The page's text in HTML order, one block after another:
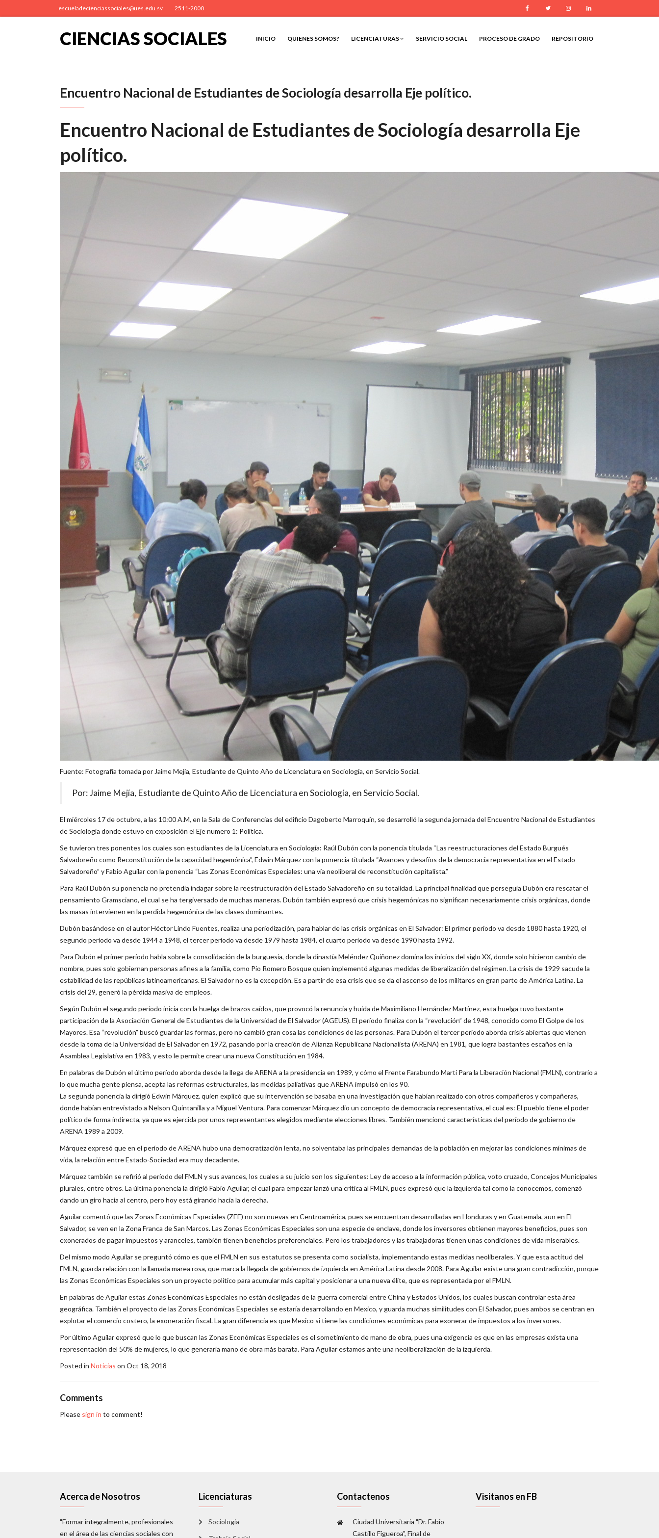
escueladecienciassociales@ues.edu.sv 2511-2000 Facebook Twitter Instagram
CIENCIAS SOCIALES INICIO QUIENES SOMOS? LICENCIATURAS SERVICIO SOCIAL PROCESO DE GRADO REPOSITORIO
Encuentro Nacional de Estudiantes de Sociología desarrolla Eje político.
Encuentro Nacional de Estudiantes de Sociología desarrolla Eje
político.
Fuente: Fotografía tomada por Jaime Mejía, Estudiante de Quinto Año de Licenciatura en Sociología, en Servicio Social.
Por: Jaime Mejía, Estudiante de Quinto Año de Licenciatura en Sociología, en Servicio Social.
El miércoles 17 de octubre, a las 10:00 A.M, en la Sala de Conferencias del edificio Dagoberto Marroquín, se desarrolló la segunda jornada del Encuentro Nacional de Estudiantes
de Sociología donde estuvo en exposición el Eje numero 1: Política.
Se tuvieron tres ponentes los cuales son estudiantes de la Licenciatura en Sociología: Raúl Dubón con la ponencia titulada “Las reestructuraciones del Estado Burgués
Salvadoreño como Reconstitución de la capacidad hegemónica”, Edwin Márquez con la ponencia titulada “Avances y desafíos de la democracia representativa en el Estado
Salvadoreño” y Fabio Aguilar con la ponencia “Las Zonas Económicas Especiales: una vía neoliberal de reconstitución capitalista.”
Para Raúl Dubón su ponencia no pretendía indagar sobre la reestructuración del Estado Salvadoreño en su totalidad. La principal finalidad que perseguía Dubón era rescatar el
pensamiento Gramsciano, el cual se ha tergiversado de muchas maneras. Dubón también expresó que crisis hegemónicas no significan necesariamente crisis orgánicas, donde
las masas intervienen en la perdida hegemónica de las clases dominantes.
Dubón basándose en el autor Héctor Lindo Fuentes, realiza una periodización, para hablar de las crisis orgánicas en El Salvador: El primer período va desde 1880 hasta 1920, el
segundo período va desde 1944 a 1948, el tercer período va desde 1979 hasta 1984, el cuarto período va desde 1990 hasta 1992.
Para Dubón el primer período habla sobre la consolidación de la burguesía, donde la dinastía Meléndez Quiñonez domina los inicios del siglo XX, donde solo hicieron cambio de
nombre, pues solo gobiernan personas afines a la familia, como Pio Romero Bosque quien implementó algunas medidas de liberalización del régimen. La crisis de 1929 sacude la
estabilidad de las repúblicas latinoamericanas. El Salvador no es la excepción. Es a partir de esa crisis que se da el ascenso de los militares en gran parte de América Latina. La
crisis del 29, generó la pérdida masiva de empleos.
Según Dubón el segundo período inicia con la huelga de brazos caídos, que provocó la renuncia y huida de Maximiliano Hernández Martínez, esta huelga tuvo bastante
participación de la Asociación General de Estudiantes de la Universidad de El Salvador (AGEUS). El período finaliza con la “revolución” de 1948, conocido como El Golpe de los
Mayores. Esa “revolución” buscó guardar las formas, pero no cambió gran cosa las condiciones de las personas. Para Dubón el tercer período aborda crisis abiertas que vienen
desde la toma de la Universidad de El Salvador en 1972, pasando por la creación de Alianza Republicana Nacionalista (ARENA) en 1981, que logra bastantes escaños en la
Asamblea Legislativa en 1983, y esto le permite crear una nueva Constitución en 1984.
En palabras de Dubón el último período aborda desde la llega de ARENA a la presidencia en 1989, y cómo el Frente Farabundo Martí Para la Liberación Nacional (FMLN), contrario a
lo que mucha gente piensa, acepta las reformas estructurales, las medidas paliativas que ARENA impulsó en los 90.
La segunda ponencia la dirigió Edwin Márquez, quien explicó que su intervención se basaba en una investigación que habían realizado con otros compañeros y compañeras,
donde habían entrevistado a Nelson Quintanilla y a Miguel Ventura. Para comenzar Márquez dio un concepto de democracia representativa, el cual es: El pueblo tiene el poder
político de forma indirecta, ya que es ejercida por unos representantes elegidos mediante elecciones libres. También mencionó características del período de gobierno de
ARENA 1989 a 2009.
Márquez expresó que en el período de ARENA hubo una democratización lenta, no solventaba las principales demandas de la población en mejorar las condiciones mínimas de
vida, la relación entre Estado-Sociedad era muy decadente.
Márquez también se refirió al período del FMLN y sus avances, los cuales a su juicio son los siguientes: Ley de acceso a la información pública, voto cruzado, Concejos Municipales
plurales, entre otros. La última ponencia la dirigió Fabio Aguilar, el cual para empezar lanzó una crítica al FMLN, pues expresó que la izquierda tal como la conocemos, comenzó
dando un giro hacia al centro, pero hoy está girando hacia la derecha.
Aguilar comentó que las Zonas Económicas Especiales (ZEE) no son nuevas en Centroamérica, pues se encuentran desarrolladas en Honduras y en Guatemala, aun en El
Salvador, se ven en la Zona Franca de San Marcos. Las Zonas Económicas Especiales son una especie de enclave, donde los inversores obtienen mayores beneficios, pues son
exonerados de pagar impuestos y aranceles, también tienen beneficios preferenciales. Pero los trabajadores y las trabajadoras tienen unas condiciones de vida miserables.
Del mismo modo Aguilar se preguntó cómo es que el FMLN en sus estatutos se presenta como socialista, implementando estas medidas neoliberales. Y que esta actitud del
FMLN, guarda relación con la llamada marea rosa, que marca la llegada de gobiernos de izquierda en América Latina desde 2008. Para Aguilar existe una gran contradicción, porque
las Zonas Económicas Especiales son un proyecto político para acumular más capital y posicionar a una nueva élite, que es representada por el FMLN.
En palabras de Aguilar estas Zonas Económicas Especiales no están desligadas de la guerra comercial entre China y Estados Unidos, los cuales buscan controlar esta área
geográfica. También el proyecto de las Zonas Económicas Especiales se estaría desarrollando en Mexico, y guarda muchas similitudes con El Salvador, pues ambos se centran en
explotar el comercio costero, la exoneración fiscal. La gran diferencia es que Mexico si tiene las condiciones económicas para exonerar de impuestos a los inversores.
Por último Aguilar expresó que lo que buscan las Zonas Económicas Especiales es el sometimiento de mano de obra, pues una exigencia es que en las empresas exista una
representación del 50% de mujeres, lo que generaría mano de obra más barata. Para Aguilar estamos ante una neoliberalización de la izquierda.
Posted in Noticias on Oct 18, 2018
Comments
Please sign in to comment!
Acerca de Nosotros
"Formar integralmente, profesionales
en el área de las ciencias sociales con
Licenciaturas
Sociologia
Contactenos
Ciudad Universitaria "Dr. Fabio
Castillo Figueroa", Final de
Visitanos en FB